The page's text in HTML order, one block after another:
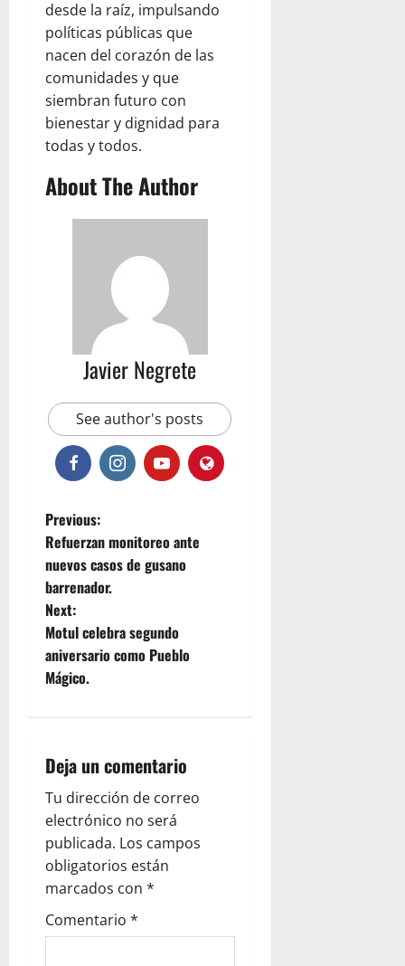
desde la raíz, impulsando
políticas públicas que
nacen del corazón de las
comunidades y que
siembran futuro con
bienestar y dignidad para
todas y todos.
About The Author
Javier Negrete
See author's posts
P
o
s
t
n
v
i
g
a
t
i
Previous:
Refuerzan monitoreo ante
nuevos casos de gusano
barrenador.
Next:
Motul celebra segundo
aniversario como Pueblo
Mágico.
Deja un comentario
Tu dirección de correo
electrónico no será
publicada. Los campos
obligatorios están
marcados con *
Comentario *